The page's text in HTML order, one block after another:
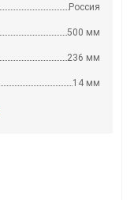
Россия
500 мм
236 мм
14 мм